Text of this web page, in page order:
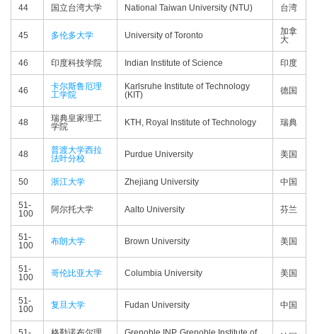
44 国立台湾大学 National Taiwan University (NTU) 台湾
45 多伦多大学 University of Toronto
加拿
大
46 印度科技学院 Indian Institute of Science 印度
46
卡尔斯鲁厄理
工学院
Karlsruhe Institute of Technology
(KIT)
德国
48
瑞典皇家理工
学院
KTH, Royal Institute of Technology 瑞典
48
普渡大学西拉
法叶分校
Purdue University 美国
50 浙江大学 Zhejiang University 中国
51-
100
阿尔托大学 Aalto University 芬兰
51-
100
布朗大学 Brown University 美国
51-
100
哥伦比亚大学 Columbia University 美国
51-
100
复旦大学 Fudan University 中国